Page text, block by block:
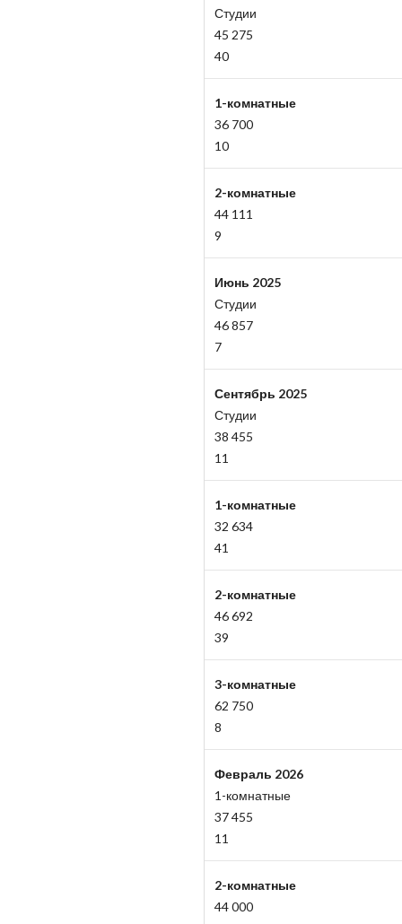
Студии
45 275
40
1-комнатные
36 700
10
2-комнатные
44 111
9
Июнь 2025
Студии
46 857
7
Сентябрь 2025
Студии
38 455
11
1-комнатные
32 634
41
2-комнатные
46 692
39
3-комнатные
62 750
8
Февраль 2026
1-комнатные
37 455
11
2-комнатные
44 000